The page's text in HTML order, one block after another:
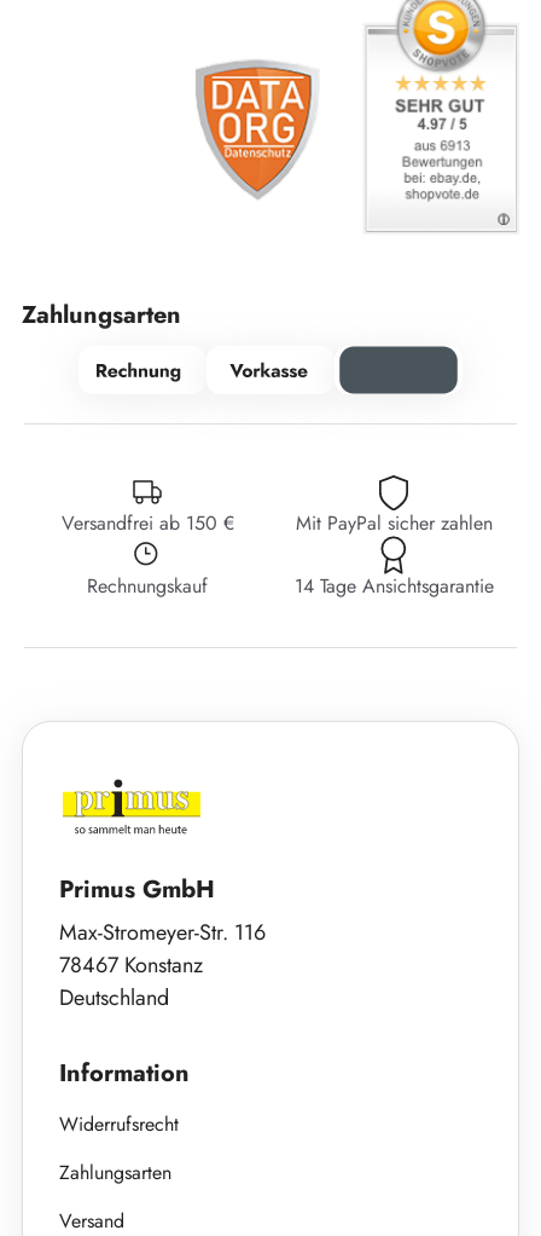
Zahlungsarten
Versandfrei ab 150 € Mit PayPal sicher zahlen
Rechnungskauf 14 Tage Ansichtsgarantie
Primus GmbH
Max-Stromeyer-Str. 116
78467 Konstanz
Deutschland
Information
Widerrufsrecht
Zahlungsarten
Versand